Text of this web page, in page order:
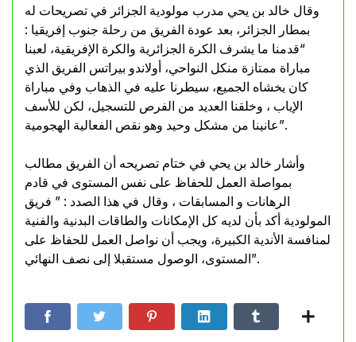
وقال خالد بن يحي مدرب مولودية الجزائر في تصريحات له
بمطار الجزائر، بعد عودة الفريق من رحلة جنوب إفريقيا :
“قدمنا ما يشرف الكرة الجزائرية والكرة الإفريقية، لعبنا
مباراة ممتازة منكل النواحي، أولاندو بيراتس الفريق الذي
كان يخشاه الجميع، سيطرنا عليه في الذهاب وفي مباراة
الإياب ، وخلقنا العديد من الفرص للتسجيل، لكن للأسف
عانينا من مشكل وحيد وهو نقص الفعالية الهجومية”.
وأشار خالد بن يحي في ختام تصريحه أن الفريق مطالب
بمواصلة العمل للحفاظ على نفس المستوى في قادم
الرهانات و المسابقات ، وقال في هذا الصدد : ” فريق
المولودية أكد بأن لديه كل الإمكانات والطاقات البدنية والفنية
لمنافسة الأندية الكبيرة، ويجب أن نواصل العمل للحفاظ على
المستوى، الوصول مستقبلا إلى نصف النهائي”.